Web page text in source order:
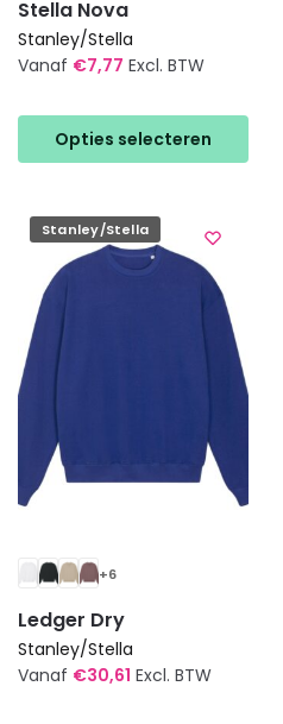
Stella Nova
Stanley/Stella
Vanaf €7,77 Excl. BTW
Opties selecteren
product
heeft
variaties.
Deze
optie
kan
gekozen
worden
op
productpagina
Stanley/Stella
+6
Ledger Dry
Stanley/Stella
Vanaf €30,61 Excl. BTW